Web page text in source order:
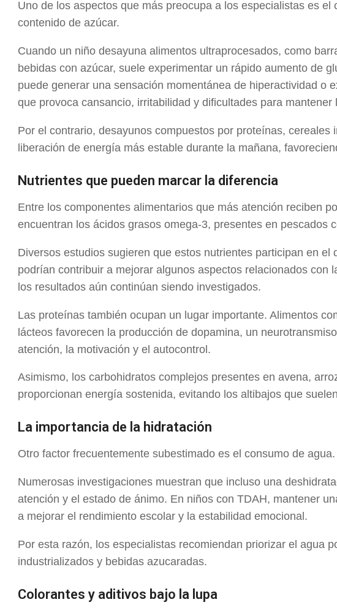
Uno de los aspectos que más preocupa a los especialistas es
contenido de azúcar.
Cuando un niño desayuna alimentos ultraprocesados, como
bebidas con azúcar, suele experimentar un rápido aumento de
puede generar una sensación momentánea de hiperactividad o
que provoca cansancio, irritabilidad y dificultades para mantener
Por el contrario, desayunos compuestos por proteínas, cereales
liberación de energía más estable durante la mañana,
Nutrientes que pueden marcar la diferencia
Entre los componentes alimentarios que más atención reciben
encuentran los ácidos grasos omega-3, presentes en pescados
Diversos estudios sugieren que estos nutrientes participan en
podrían contribuir a mejorar algunos aspectos relacionados con
los resultados aún continúan siendo investigados.
Las proteínas también ocupan un lugar importante. Alimentos
lácteos favorecen la producción de dopamina, un
atención, la motivación y el autocontrol.
Asimismo, los carbohidratos complejos presentes en avena,
proporcionan energía sostenida, evitando los altibajos que
La importancia de la hidratación
Otro factor frecuentemente subestimado es el consumo de agua.
Numerosas investigaciones muestran que incluso una
atención y el estado de ánimo. En niños con TDAH, mantener
a mejorar el rendimiento escolar y la estabilidad emocional.
Por esta razón, los especialistas recomiendan priorizar el agua
industrializados y bebidas azucaradas.
Colorantes y aditivos bajo la lupa